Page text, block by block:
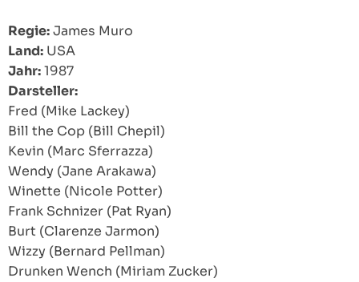
Regie:James Muro
Land: USA
Jahr:1987
Darsteller:
Fred (Mike Lackey)
Bill the Cop (Bill Chepil)
Kevin (Marc Sferrazza)
Wendy (Jane Arakawa)
Winette (Nicole Potter)
Frank Schnizer (Pat Ryan)
Burt (Clarenze Jarmon)
Wizzy (Bernard Pellman)
Drunken Wench (Miriam Zucker)